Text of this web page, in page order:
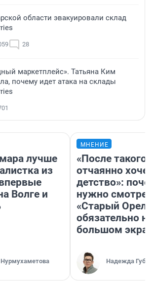
области эвакуировали склад
28
маркетплейс». Татьяна Ким
почему идет атака на склады
лучше
из
Волге и
МНЕНИЕ
«После такого
отчаянно
детство»:
нужно
«Старый
обязательно на
большом
Надежда